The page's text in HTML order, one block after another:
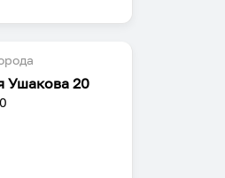
Ушакова 20